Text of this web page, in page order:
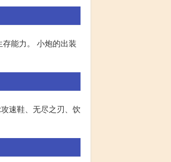
能力。 小炮的出装
速鞋、无尽之刃、饮